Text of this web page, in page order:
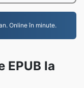
Online în minute.
EPUB la